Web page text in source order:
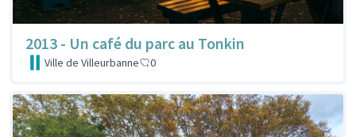
2013 - Un café du parc au Tonkin
Ville de Villeurbanne 0